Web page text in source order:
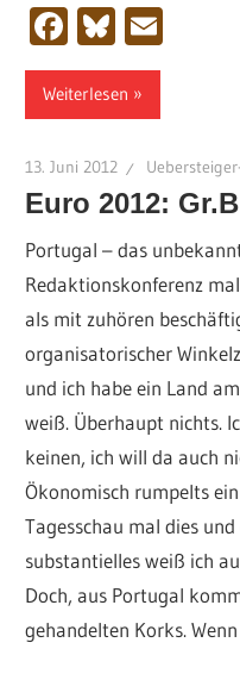
Facebook
Bluesky
Weiterlesen
13. Juni 2012
Euro 2012:
Portugal – das
Redaktionskonferenz
als mit zuhören
organisatorischer
und ich habe ein Land
weiß. Überhaupt nichts.
keinen, ich will da auch
Ökonomisch rumpelts
Tagesschau mal dies
substantielles weiß ich
Doch, aus Portugal
gehandelten Korks.